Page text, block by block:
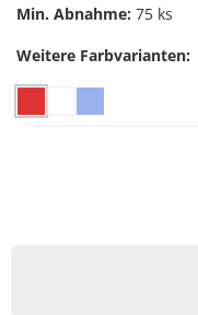
Min. Abnahme: 75 ks
Weitere Farbvarianten: